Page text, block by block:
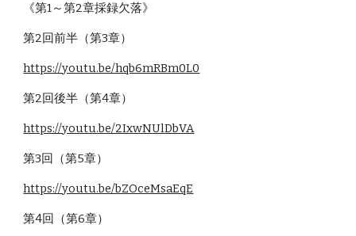
《第1～第2章採録欠落》
第2回前半（第3章）
https://youtu.be/hqb6mRBm0L0
第2回後半（第4章）
https://youtu.be/2IxwNUlDbVA
第3回（第5章）
https://youtu.be/bZOceMsaEqE
第4回（第6章）